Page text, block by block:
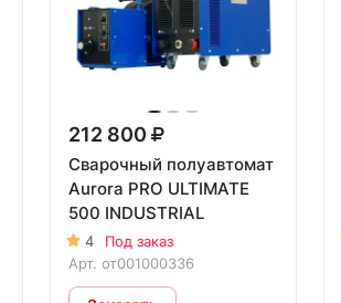
212 800
Сварочный полуавтомат
Aurora PRO ULTIMATE
500 INDUSTRIAL
4
Под заказ
Арт. от001000336